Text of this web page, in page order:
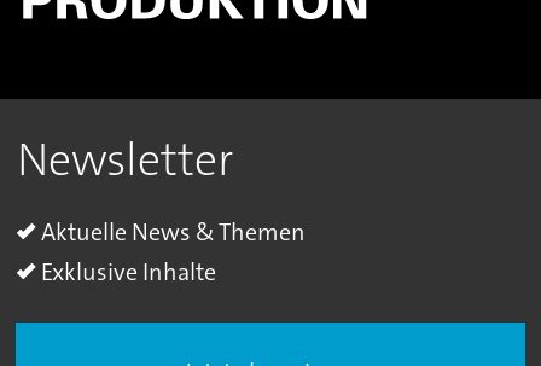
Newsletter
Aktuelle News & Themen
Exklusive Inhalte